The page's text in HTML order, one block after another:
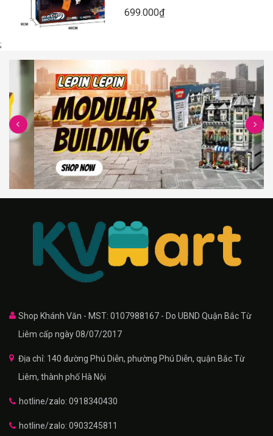
699.000₫
;
Shop Khánh Văn - MST: 0107988167 - Do UBND Quận Bắc Từ
Liêm cấp ngày 08/07/2017
Địa chỉ: 140 đường Phú Diễn, phường Phú Diễn, quận Bắc Từ
Liêm, thành phố Hà Nội
hotline/zalo: 0918340430
hotline/zalo: 0903245811